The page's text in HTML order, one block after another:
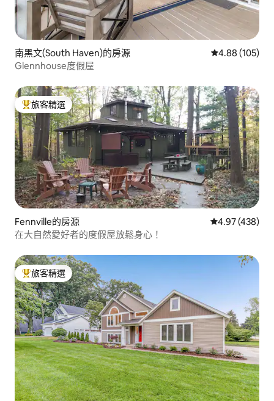
南黑文(South Haven)的房源 從 105 則評價
4.88 (105)
Glennhouse度假屋
旅客精選榜首
旅客精選
Fennville的房源 從 438 則評價
4.97 (438)
在大自然愛好者的度假屋放鬆身心！
旅客精選榜首
旅客精選